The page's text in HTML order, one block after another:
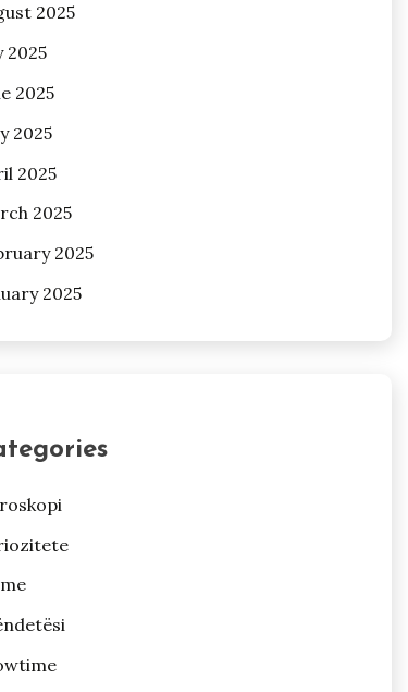
2025
2025
2025
2025
2025
2025
2025
2025